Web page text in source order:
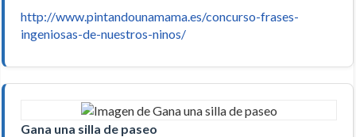
http://www.pintandounamama.es/concurso-frases-
ingeniosas-de-nuestros-ninos/
Gana una silla de paseo